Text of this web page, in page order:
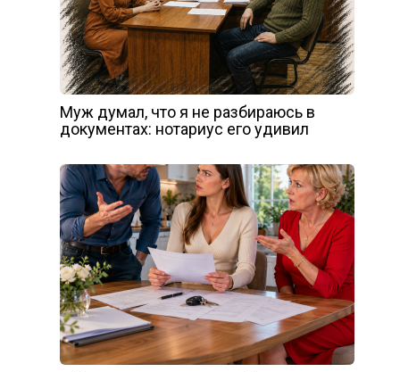
Муж думал, что я не разбираюсь в
документах: нотариус его удивил